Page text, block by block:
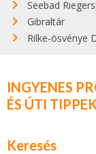
Seebad
Gibraltár
Rilke-ösvénye
INGYENES
ÉS ÚTI
Keresés